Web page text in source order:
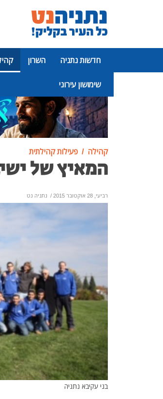
חדשות נתניה השרון
שימושון עירוני
פרסומת
קהילה פעילות קהילתית
המאיץ של
רביעי, 28 אוקטובר 2015 / נתניה נט
בני עקיבא נתניה